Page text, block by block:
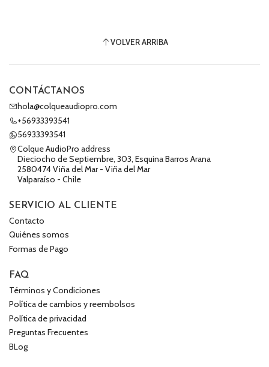
VOLVER ARRIBA
CONTÁCTANOS
hola@colqueaudiopro.com
+56933393541
56933393541
Colque AudioPro address
Dieciocho de Septiembre, 303, Esquina Barros Arana
2580474 Viña del Mar - Viña del Mar
Valparaíso - Chile
SERVICIO AL CLIENTE
Contacto
Quiénes somos
Formas de Pago
FAQ
Términos y Condiciones
Política de cambios y reembolsos
Política de privacidad
Preguntas Frecuentes
BLog